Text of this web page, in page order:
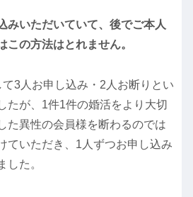
みいただいていて、後でご本人
この方法はとれません。
3人お申し込み・2人お断りとい
たが、1件1件の婚活をより大切
た異性の会員様を断わるのでは
ていただき、1人ずつお申し込み
した。